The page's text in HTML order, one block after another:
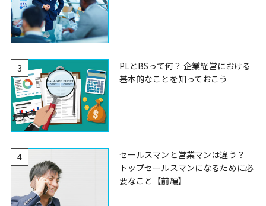
3
PLとBSって何？ 企業経営における
基本的なことを知っておこう
4
セールスマンと営業マンは違う？
トップセールスマンになるために必
要なこと【前編】